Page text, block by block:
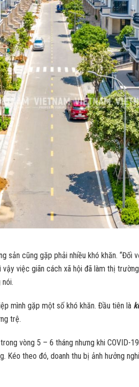
sản cũng gặp phải nhiều khó khăn.
việc giãn cách xã hội đã làm thị
mình gặp một số khó khăn. Đầu tiên là
trệ.
vòng 5 – 6 tháng nhưng khi COVID-
theo đó, doanh thu bị ảnh hưởng